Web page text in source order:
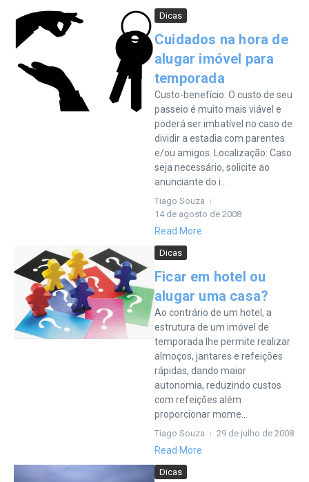
Dicas
Cuidados na hora de
alugar imóvel para
temporada
Custo-benefício: O custo de seu
passeio é muito mais viável e
poderá ser imbatível no caso de
dividir a estadia com parentes
e/ou amigos. Localização: Caso
seja necessário, solicite ao
anunciante do i...
Tiago Souza
14 de agosto de 2008
Read More
Dicas
Ficar em hotel ou
alugar uma casa?
Ao contrário de um hotel, a
estrutura de um imóvel de
temporada lhe permite realizar
almoços, jantares e refeições
rápidas, dando maior
autonomia, reduzindo custos
com refeições além
proporcionar mome...
Tiago Souza 29 de julho de 2008
Read More
Dicas